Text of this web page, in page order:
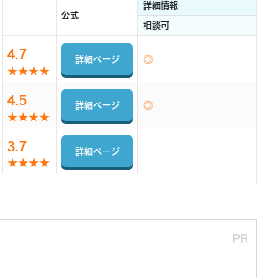
公式
詳細情報
相談可
4.7 詳細ページ
4.5 詳細ページ
3.7 詳細ページ
PR